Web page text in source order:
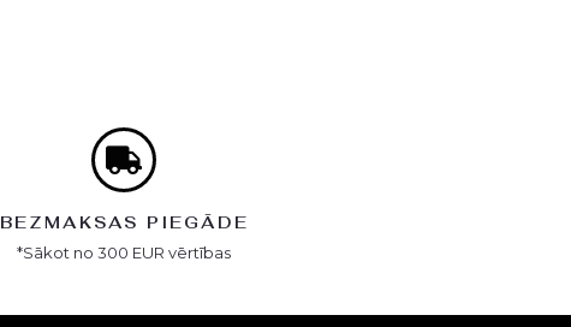
BEZMAKSAS PIEGĀDE
*Sākot no 300 EUR vērtības